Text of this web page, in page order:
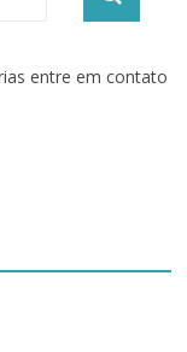
entre em contato